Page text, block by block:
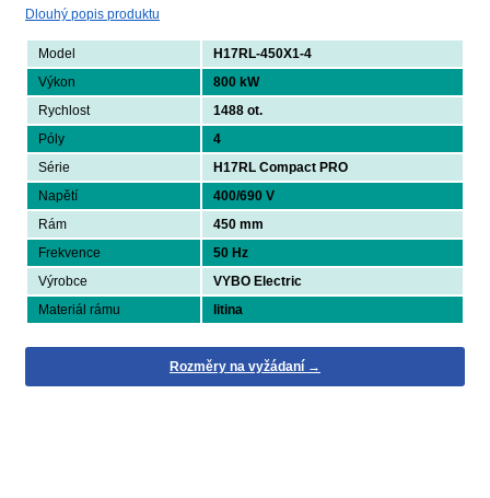
Dlouhý popis produktu
Model
H17RL-450X1-4
Výkon
800 kW
Rychlost
1488 ot.
Póly
4
Série
H17RL Compact PRO
Napětí
400/690 V
Rám
450 mm
Frekvence
50 Hz
Výrobce
VYBO Electric
Materiál rámu
litina
Rozměry na vyžádaní →